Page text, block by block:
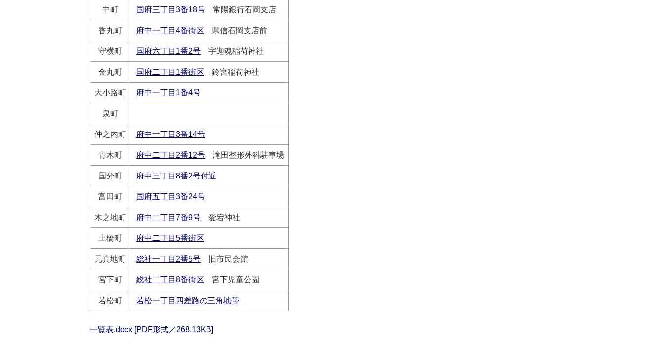
中町 国府三丁目3番18号 常陽銀行石岡支店
香丸町 府中一丁目4番街区 県信石岡支店前
守横町 国府六丁目1番2号 宇迦魂稲荷神社
金丸町 国府二丁目1番街区 鈴宮稲荷神社
大小路町 府中一丁目1番4号
泉町
仲之内町 府中一丁目3番14号
青木町 府中二丁目2番12号 滝田整形外科駐車場
国分町 府中三丁目8番2号付近
富田町 国府五丁目3番24号
木之地町 府中二丁目7番9号 愛宕神社
土橋町 府中二丁目5番街区
元真地町 総社一丁目2番5号 旧市民会館
宮下町 総社二丁目8番街区 宮下児童公園
若松町 若松一丁目四差路の三角地帯
一覧表.docx [PDF形式／268.13KB]